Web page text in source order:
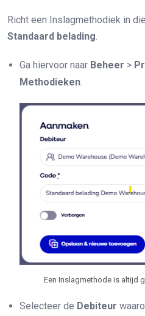
Richt een Inslagmethodiek in
Standaard belading
Ga hiervoor naar Beheer >
Methodieken
Een Inslagmethode is altijd
Selecteer de Debiteur